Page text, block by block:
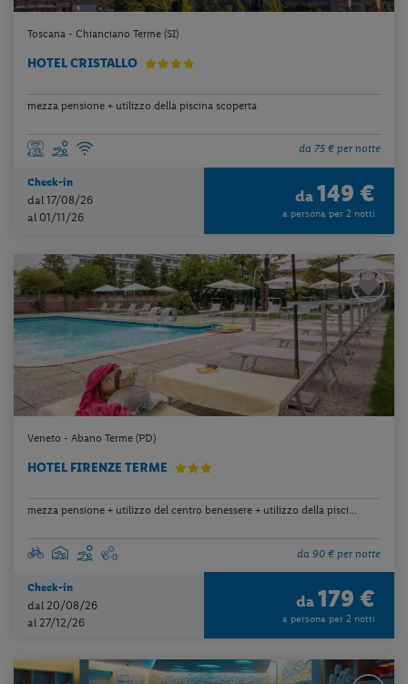
Toscana - Chianciano Terme (SI)
HOTEL CRISTALLO
mezza pensione + utilizzo della piscina scoperta
da 75 € per notte
Check-in
dal 17/08/26
al 01/11/26
da 149 €
a persona per 2 notti
Veneto - Abano Terme (PD)
HOTEL FIRENZE TERME
mezza pensione + utilizzo del centro benessere + utilizzo della pisci...
da 90 € per notte
Check-in
dal 20/08/26
al 27/12/26
da 179 €
a persona per 2 notti